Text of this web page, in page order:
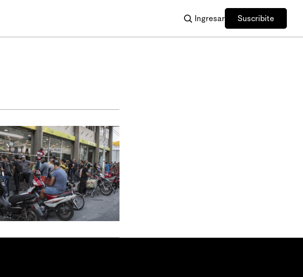
Ingresar Suscribite